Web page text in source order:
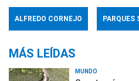
ALFREDO CORNEJO PARQUES
MÁS LEÍDAS
MUNDO